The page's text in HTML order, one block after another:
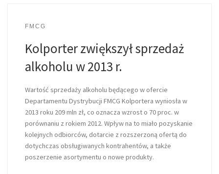
FMCG
Kolporter zwiększył sprzedaż
alkoholu w 2013 r.
Wartość sprzedaży alkoholu będącego w ofercie
Departamentu Dystrybucji FMCG Kolportera wyniosła w
2013 roku 209 mln zł, co oznacza wzrost o 70 proc. w
porównaniu z rokiem 2012. Wpływ na to miało pozyskanie
kolejnych odbiorców, dotarcie z rozszerzoną ofertą do
dotychczas obsługiwanych kontrahentów, a także
poszerzenie asortymentu o nowe produkty.